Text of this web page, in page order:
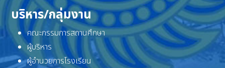
บริหาร/กลุ่มงาน
คณะกรรมการสถานศึกษา
ผู้บริหาร
ผู้อำนวยการโรงเรียน